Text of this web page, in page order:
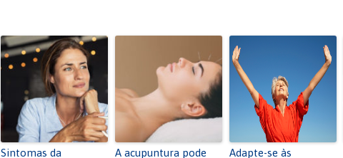
Sintomas da
A acupuntura pode
Adapte-se às